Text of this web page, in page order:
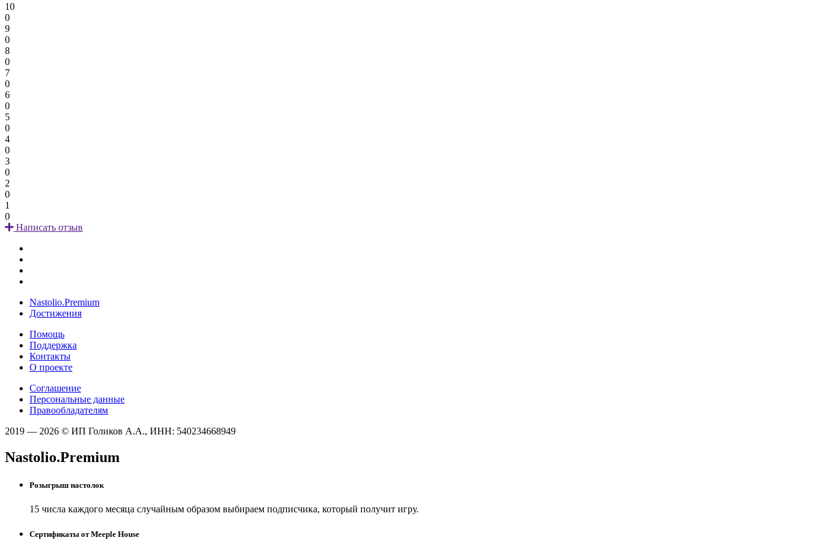
10
0
9
0
8
0
7
0
6
0
5
0
4
0
3
0
2
0
1
0
Написать отзыв
Nastolio.Premium
Достижения
Помощь
Поддержка
Контакты
О проекте
Соглашение
Персональные данные
Правообладателям
2019 — 2026 © ИП Голиков А.А., ИНН: 540234668949
Nastolio.Premium
Розыгрыш настолок
15 числа каждого месяца случайным образом выбираем подписчика, который получит игру.
Сертификаты от Meeple House